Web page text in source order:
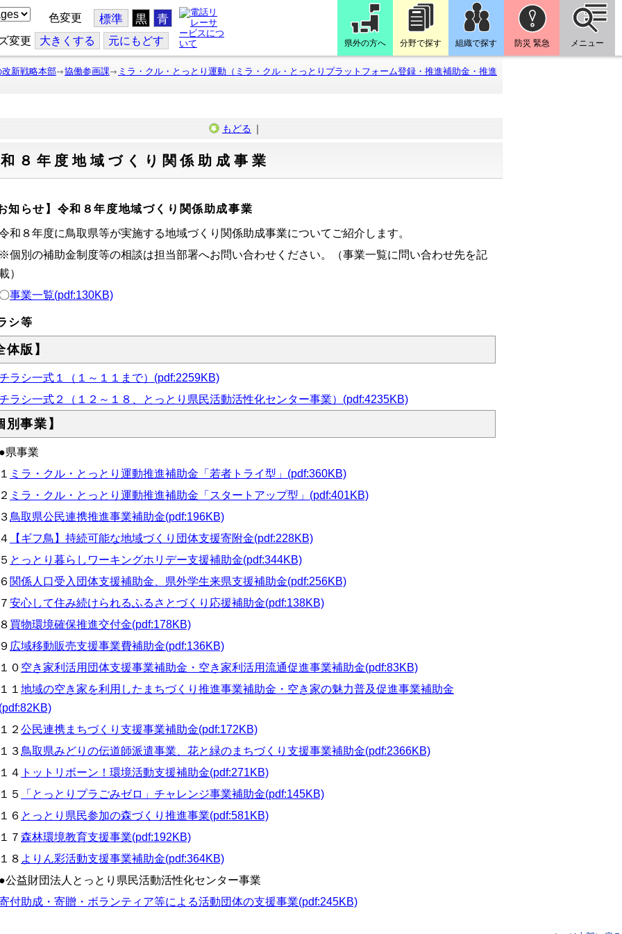
色変更 標準 黒 青
変更 大きくする 元にもどす 県外の方へ 分野で探す 組織で探す 防災 緊急 メニュー
改新戦略本部 協働参画課
ミラ・クル・とっとり運動（ミラ・クル・とっとりプラットフォーム登録・推進補助金・推進
もどる ｜
８年度地域づくり関係助成事業
知らせ】令和８年度地域づくり関係助成事業
和８年度に鳥取県等が実施する地域づくり関係助成事業についてご紹介します。
※個別の補助金制度等の相談は担当部署へお問い合わせください。（事業一覧に問い合わせ先を記
）
〇事業一覧(pdf:130KB)
シ等
体版】
ラシ一式１（１～１１まで）(pdf:2259KB)
ラシ一式２（１２～１８、とっとり県民活動活性化センター事業）(pdf:4235KB)
別事業】
●県事業
１
ミラ・クル・とっとり運動推進補助金「若者トライ型」(pdf:360KB)
２ ミラ・クル・とっとり運動推進補助金「スタートアップ型」(pdf:401KB)
３ 鳥取県公民連携推進事業補助金(pdf:196KB)
４
【ギフ鳥】持続可能な地域づくり団体支援寄附金(pdf:228KB)
５ とっとり暮らしワーキングホリデー支援補助金(pdf:344KB)
６ 関係人口受入団体支援補助金、県外学生来県支援補助金(pdf:256KB)
７ 安心して住み続けられるふるさとづくり応援補助金(pdf:138KB)
８ 買物環境確保推進交付金(pdf:178KB)
９ 広域移動販売支援事業費補助金(pdf:136KB)
１０ 空き家利活用団体支援事業補助金・空き家利活用流通促進事業補助金(pdf:83KB)
１１ 地域の空き家を利用したまちづくり推進事業補助金・空き家の魅力普及促進事業補助金
(pdf:82KB)
１２ 公民連携まちづくり支援事業補助金(pdf:172KB)
１３ 鳥取県みどりの伝道師派遣事業、花と緑のまちづくり支援事業補助金(pdf:2366KB)
１４ トットリボーン！環境活動支援補助金(pdf:271KB)
１５
「とっとりプラごみゼロ」チャレンジ事業補助金(pdf:145KB)
１６ とっとり県民参加の森づくり推進事業(pdf:581KB)
１７ 森林環境教育支援事業(pdf:192KB)
１８ よりん彩活動支援事業補助金(pdf:364KB)
●公益財団法人とっとり県民活動活性化センター事業
付助成・寄贈・ボランティア等による活動団体の支援事業(pdf:245KB)